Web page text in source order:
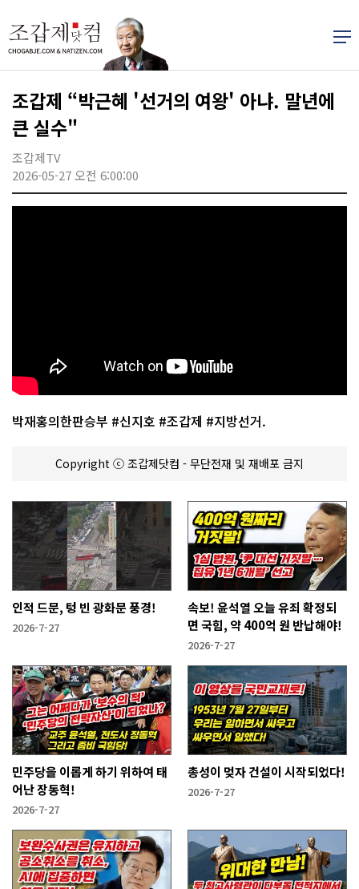
조갑제 “박근혜 '선거의 여왕' 아냐. 말년에
큰 실수"
조갑제TV
2026-05-27 오전 6:00:00
박재홍의한판승부 #신지호 #조갑제 #지방선거.
Copyright ⓒ 조갑제닷컴 - 무단전재 및 재배포 금지
인적 드문, 텅 빈 광화문 풍경!
2026-7-27
속보! 윤석열 오늘 유죄 확정되
면 국힘, 약 400억 원 반납해야!
2026-7-27
민주당을 이롭게 하기 위하여 태
어난 장동혁!
2026-7-27
총성이 멎자 건설이 시작되었다!
2026-7-27